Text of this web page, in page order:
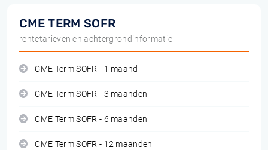
CME TERM SOFR
rentetarieven en achtergrondinformatie
CME Term SOFR - 1 maand
CME Term SOFR - 3 maanden
CME Term SOFR - 6 maanden
CME Term SOFR - 12 maanden